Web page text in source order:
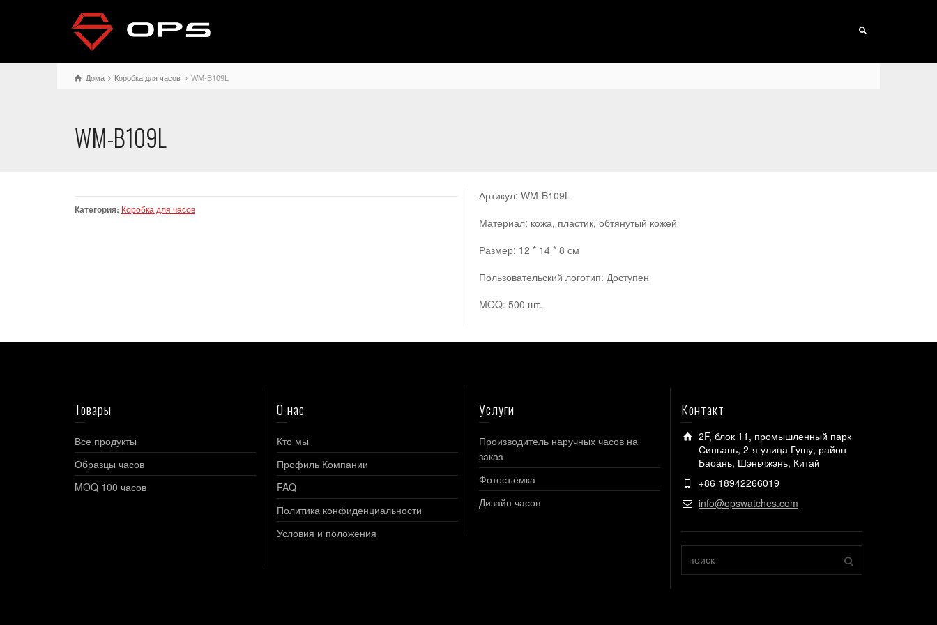
Дома Коробка для часов WM-B109L
WM-B109L
Категория: Коробка для часов
Артикул: WM-B109L
Материал: кожа, пластик, обтянутый кожей
Размер: 12 * 14 * 8 см
Пользовательский логотип: Доступен
MOQ: 500 шт.
Товары
Все продукты
Образцы часов
MOQ 100 часов
О нас
Кто мы
Профиль Компании
FAQ
Политика конфиденциальности
Условия и положения
Услуги
Производитель наручных часов на
заказ
Фотосъёмка
Дизайн часов
Контакт
2F, блок 11, промышленный парк
Синьань, 2-я улица Гушу, район
Баоань, Шэньчжэнь, Китай
+86 18942266019
info@opswatches.com